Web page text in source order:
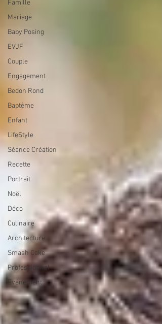
Famille
Mariage
Baby Posing
EVJF
Couple
Engagement
Bedon Rond
Baptême
Enfant
LifeStyle
Séance Création
Recette
Portrait
Noël
Déco
Culinaire
Architecture
Smash Cake
Professionnel
Evénement